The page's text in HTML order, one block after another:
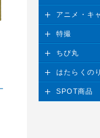
アニメ・キ
特撮
ちび丸
はたらくの
SPOT商品